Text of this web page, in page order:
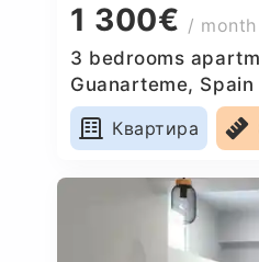
1 300€ / month
3 bedrooms
Guanarteme, Spain
Квартира